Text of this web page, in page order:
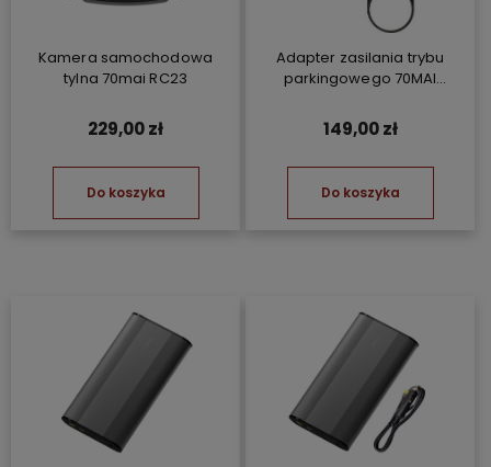
Kamera samochodowa
tylna 70mai RC23
229,00 zł
Do koszyka
Adapter zasilania trybu
parkingowego 70MAI
149,00 zł
Do koszyka